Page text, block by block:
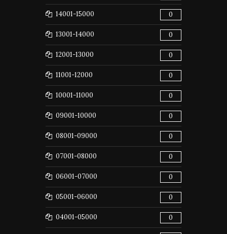
14001-15000 0
13001-14000 0
12001-13000 0
11001-12000 0
10001-11000 0
09001-10000 0
08001-09000 0
07001-08000 0
06001-07000 0
05001-06000 0
04001-05000 0